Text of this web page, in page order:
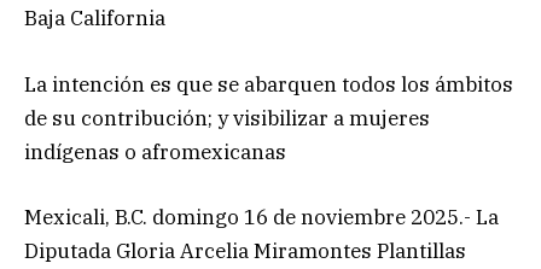
Baja California
La intención es que se abarquen todos los ámbitos
de su contribución; y visibilizar a mujeres
indígenas o afromexicanas
Mexicali, B.C. domingo 16 de noviembre 2025.- La
Diputada Gloria Arcelia Miramontes Plantillas